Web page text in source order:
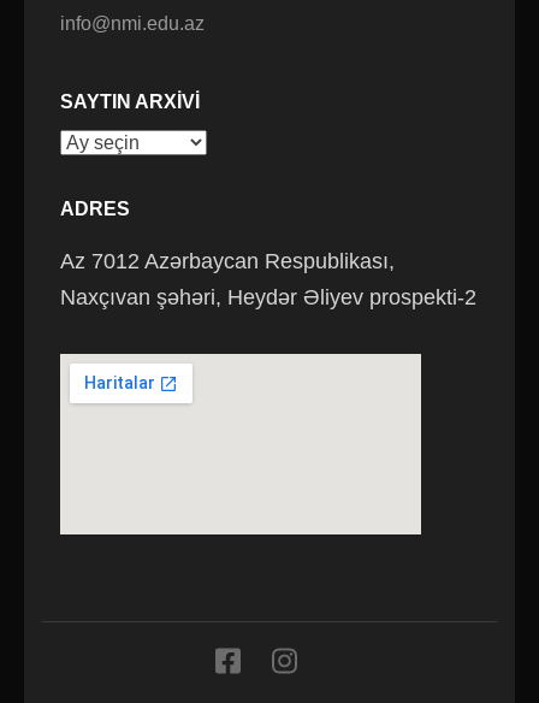
info@nmi.edu.az
SAYTIN ARXIVI
Saytın
ADRES
Az 7012 Azərbaycan Respublikası,
Naxçıvan şəhəri, Heydər Əliyev prospekti-2